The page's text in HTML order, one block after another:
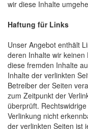
wir diese Inhalte
Haftung für Links
Unser Angebot enthält
deren Inhalte wir
diese fremden Inhalte
Inhalte der verlinkten
Betreiber der Seiten
zum Zeitpunkt der
überprüft.
Verlinkung nicht
der verlinkten Seiten ist